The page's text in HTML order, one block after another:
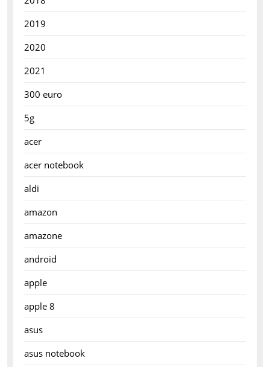
2019
2020
2021
300 euro
5g
acer
acer notebook
aldi
amazon
amazone
android
apple
apple 8
asus
asus notebook